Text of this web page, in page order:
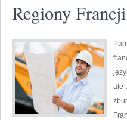
Regiony Francji
ale